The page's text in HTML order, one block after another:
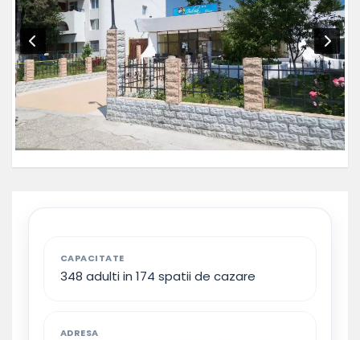
CAPACITATE
348 adulti in 174 spatii de cazare
ADRESA